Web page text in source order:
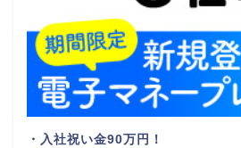
・入社祝い金90万円！